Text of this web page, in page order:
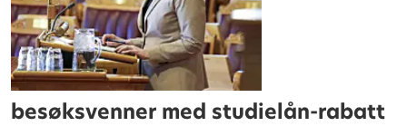
besøksvenner med studielån-rabatt